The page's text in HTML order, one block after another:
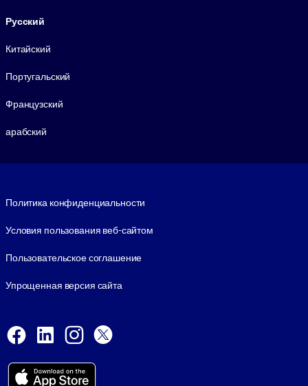
Русский
Китайский
Португальский
Французский
арабский
Политика конфиденциальности
Условия пользования веб-сайтом
Пользовательское соглашение
Упрощенная версия сайта
Facebook
LinkedInInstagram